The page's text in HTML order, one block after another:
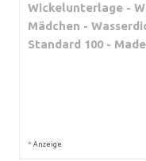
Wickelunterlage -
Mädchen -
Standard 100 -
* Anzeige